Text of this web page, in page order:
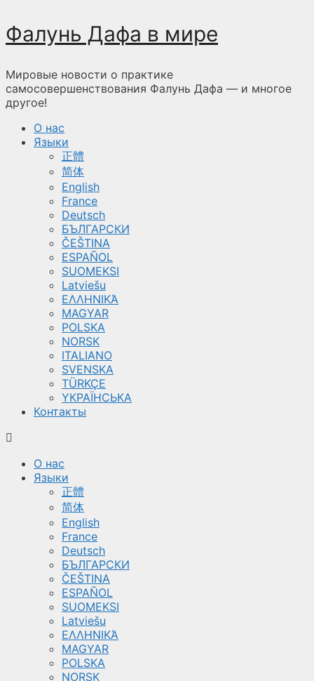
Перейти
к
Фалунь Дафа в мире
Мировые новости о практике
самосовершенствования Фалунь Дафа — и многое
другое!
О нас
Языки
正體
简体
English
France
Deutsch
БЪЛГАРСКИ
ČEŠTINA
ESPAÑOL
SUOMEKSI
Latviešu
ΕΛΛΗΝΙΚΆ
MAGYAR
POLSKA
NORSK
ITALIANO
SVENSKA
TÜRKÇE
YКРАЇНСЬКА
Контакты
О нас
Языки
正體
简体
English
France
Deutsch
БЪЛГАРСКИ
ČEŠTINA
ESPAÑOL
SUOMEKSI
Latviešu
ΕΛΛΗΝΙΚΆ
MAGYAR
POLSKA
NORSK